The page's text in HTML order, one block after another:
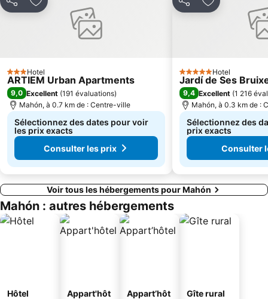
PartagerAjouter à mes favoris
3 Étoiles
Hotel
ARTIEM Urban Apartments
9,0 Excellent (191 évaluations)
Mahón, à 0.7 km de : Centre-ville
Sélectionnez des dates pour voir
les prix exacts
Consulter les prix
PartagerAjouter à
5 Étoiles Hotel
Jardí de Ses
9,4 Excellent (1 216
Mahón, à 0.3 km de :
Sélectionnez des
prix exacts
Consulter
Voir tous les hébergements pour Mahón
Mahón : autres hébergements
Hôtel
Appart'hôt
Appart’hôt
Gîte rural